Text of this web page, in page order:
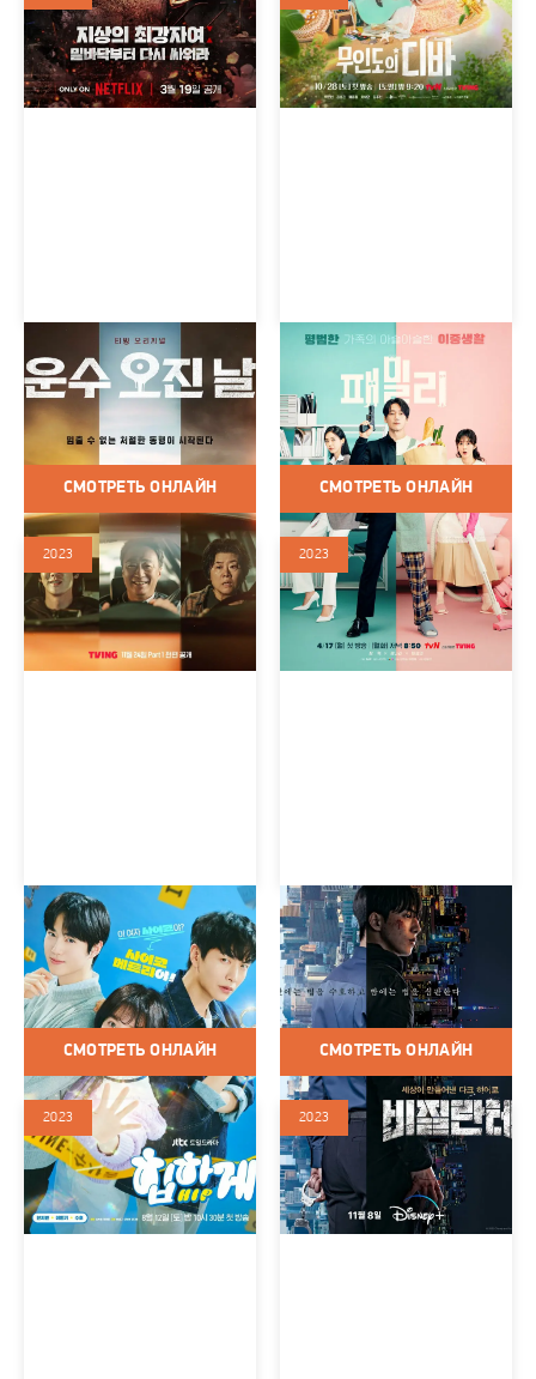
Чертовски счастливый
день (сериал 2023)
Корея Южная / 2023 / Сериалы
/ Триллер / Драма / Криминал
СМОТРЕТЬ ОНЛАЙН
Семья (сериал 2023)
Корея Южная / 2023 / Сериалы
/ Боевик / Комедия
СМОТРЕТЬ ОНЛАЙН
За твоим прикосновением
(сериал 2023)
Корея Южная / 2023 / Сериалы
/ Детектив / Фэнтези /
Комедия
2023
СМОТРЕТЬ ОНЛАЙН
Линчеватель (мини–
сериал 2023)
Корея Южная / 2023 / Сериалы
/ Триллер / Криминал / Боевик
2023
СМОТРЕТЬ ОНЛАЙН
2023 2023